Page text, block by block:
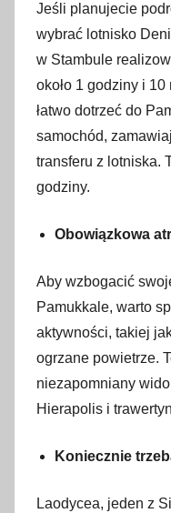
Jeśli planujecie
wybrać lotnisko
w Stambule
około 1 godziny i
łatwo dotrzeć do
samochód,
transferu z lotniska.
godziny.
Obowiązkowa
Aby wzbogacić
Pamukkale, warto
aktywności, takiej
ogrzane powietrze.
niezapomniany
Hierapolis i
Koniecznie
Laodycea, jeden z